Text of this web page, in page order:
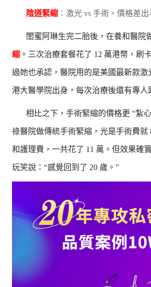
陰道緊縮 ：激光 vs 手術，價格差
閨蜜阿琳生完二胎後，在養和醫院
縮 。三次治療套餐花了 12 萬港幣，刷
過她也承認，醫院用的是美國最新款激
港大醫學院出身，每次治療後還有專人
相比之下，手術緊縮的價格更 “紮
祿醫院做傳統手術緊縮，光是手術費就
和護理費，一共花了 11 萬。但效果確
玩笑說：“感覺回到了 20 歲。”